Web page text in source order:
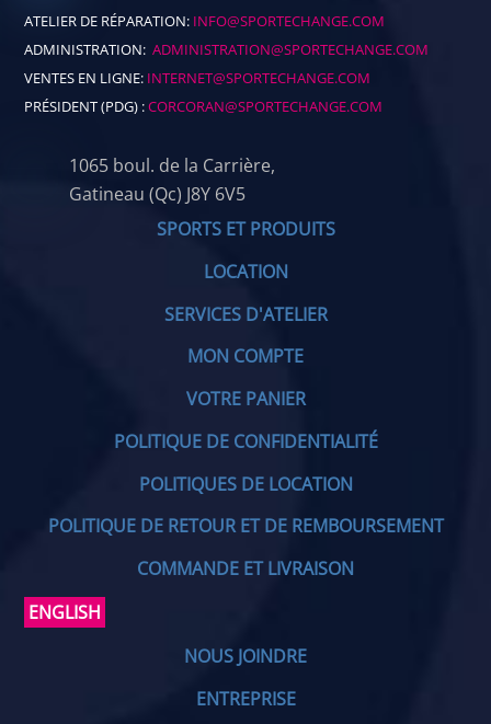
ATELIER DE RÉPARATION: INFO@SPORTECHANGE.COM
ADMINISTRATION:ADMINISTRATION@SPORTECHANGE.COM
VENTES EN LIGNE: INTERNET@SPORTECHANGE.COM
PRÉSIDENT (PDG) :CORCORAN@SPORTECHANGE.COM
1065 boul. de la Carrière,
Gatineau (Qc) J8Y 6V5
SPORTS ET PRODUITS
LOCATION
SERVICES D'ATELIER
MON COMPTE
VOTRE PANIER
POLITIQUE DE CONFIDENTIALITÉ
POLITIQUES DE LOCATION
POLITIQUE DE RETOUR ET DE REMBOURSEMENT
COMMANDE ET LIVRAISON
ENGLISH
NOUS JOINDRE
ENTREPRISE